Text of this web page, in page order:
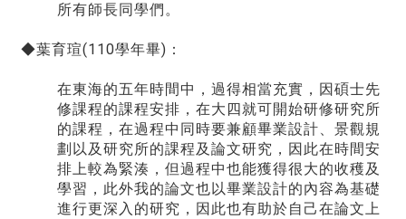
所有師長同學們。
◆葉育瑄(110學年畢)：
在東海的五年時間中，過得相當充實，因碩士先
修課程的課程安排，在大四就可開始研修研究所
的課程，在過程中同時要兼顧畢業設計、景觀規
劃以及研究所的課程及論文研究，因此在時間安
排上較為緊湊，但過程中也能獲得很大的收穫及
學習，此外我的論文也以畢業設計的內容為基礎
進行更深入的研究，因此也有助於自己在論文上